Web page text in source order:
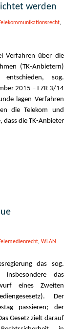
werden
,
Verfahren über die
(TK-Anbietern)
entschieden, sog.
2015 – I ZR 3/14
lagen Verfahren
die Telekom und
dass die TK-Anbieter
,WLAN
das sog.
insbesondere das
eines Zweiten
Der
passieren; der
Gesetz zielt darauf